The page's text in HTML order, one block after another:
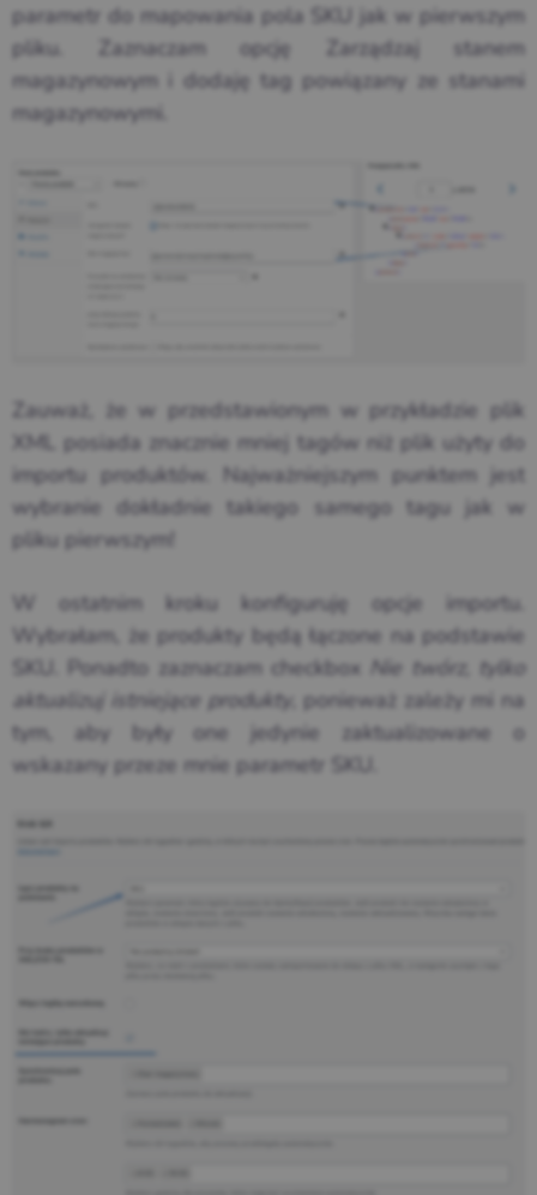
parametr do mapowania pola SKU jak w pierwszym
pliku. Zaznaczam opcję Zarządzaj stanem
magazynowym i dodaję tag powiązany ze stanami
magazynowymi.
Zauważ, że w przedstawionym w przykładzie plik
XML posiada znacznie mniej tagów niż plik użyty do
importu produktów. Najważniejszym punktem jest
wybranie dokładnie takiego samego tagu jak w
pliku pierwszym!
W ostatnim kroku konfiguruję opcje importu.
Wybrałam, że produkty będą łączone na podstawie
SKU. Ponadto zaznaczam checkbox Nie twórz, tylko
aktualizuj istniejące produkty , ponieważ zależy mi na
tym, aby były one jedynie zaktualizowane o
wskazany przeze mnie parametr SKU.